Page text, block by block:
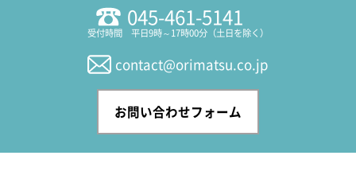
045-461-5141
受付時間 平日9時～17時00分（土日を除く）
contact@orimatsu.co.jp
お問い合わせフォーム